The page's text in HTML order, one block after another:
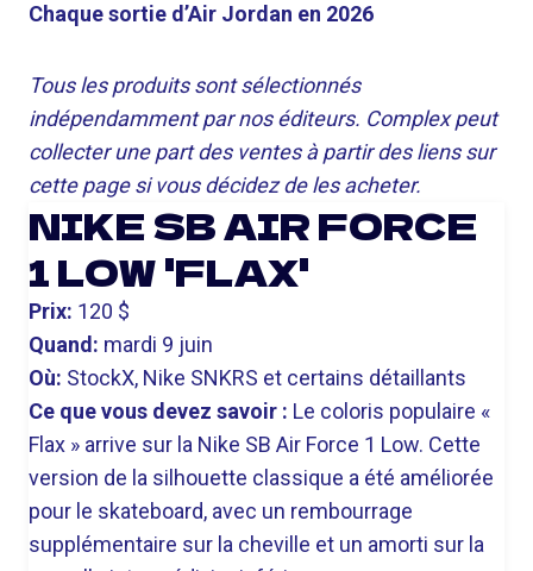
Chaque sortie d’Air Jordan en 2026
Tous les produits sont sélectionnés
indépendamment par nos éditeurs. Complex peut
collecter une part des ventes à partir des liens sur
cette page si vous décidez de les acheter.
NIKE SB AIR FORCE
1 LOW 'FLAX'
Prix: 120 $
Quand: mardi 9 juin
Où: StockX, Nike SNKRS et certains détaillants
Ce que vous devez savoir : Le coloris populaire «
Flax » arrive sur la Nike SB Air Force 1 Low. Cette
version de la silhouette classique a été améliorée
pour le skateboard, avec un rembourrage
supplémentaire sur la cheville et un amorti sur la